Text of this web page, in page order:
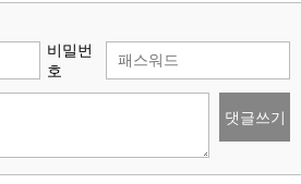
비밀번
호
댓글쓰기